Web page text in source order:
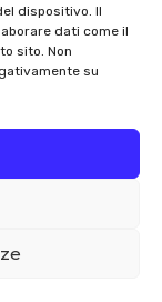
dispositivo. Il
dati come il
sito. Non
su
|